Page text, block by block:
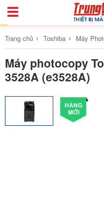
Toggle
Trang chủ › Toshiba › Máy
Máy photocopy
3528A (e3528A)
HÀNG
MỚI